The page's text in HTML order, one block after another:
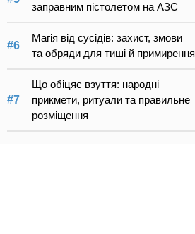
заправним пістолетом на АЗС
Магія від сусідів: захист, змови
та обряди для тиші й примирення
Що обіцяє взуття: народні
прикмети, ритуали та правильне
розміщення